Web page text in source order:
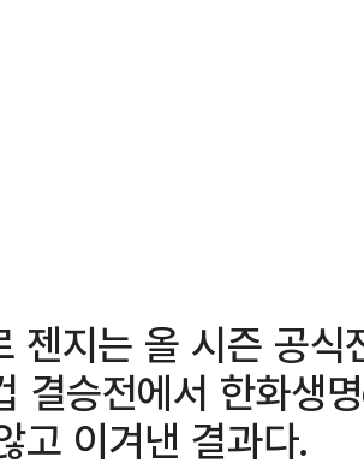
젠지는 올 시즌 공
결승전에서 한화생
고 이겨낸 결과다.